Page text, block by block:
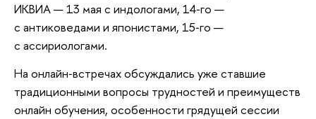
ИКВИА — 13 мая с индологами, 14‑го —
с антиковедами и японистами, 15‑го —
с ассириологами.
На онлайн‑встречах обсуждались уже ставшие
традиционными вопросы трудностей и преимуществ
онлайн обучения, особенности грядущей сессии